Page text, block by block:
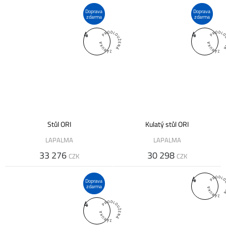
Doprava
zdarma
4
Stůl ORI
LAPALMA
33 276 CZK
Doprava
zdarma
4
Kulatý stůl ORI
LAPALMA
30 298 CZK
Doprava
zdarma
4
4